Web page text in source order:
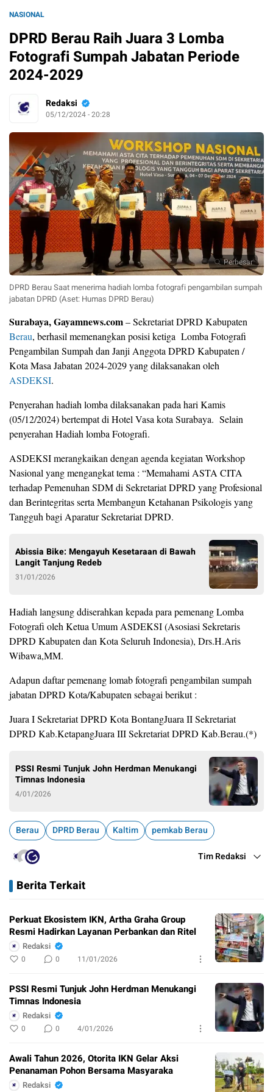
NASIONAL
DPRD Berau Raih Juara 3 Lomba
Fotografi Sumpah Jabatan Periode
2024-2029
Redaksi
05/12/2024 - 20:28
Perbesar
DPRD Berau Saat menerima hadiah lomba fotografi pengambilan sumpah
jabatan DPRD (Aset: Humas DPRD Berau)
Surabaya, Gayamnews.com– Sekretariat DPRD Kabupaten
Berau, berhasil memenangkan posisi ketiga Lomba Fotografi
Pengambilan Sumpah dan Janji Anggota DPRD Kabupaten /
Kota Masa Jabatan 2024-2029 yang dilaksanakan oleh
ASDEKSI.
Penyerahan hadiah lomba dilaksanakan pada hari Kamis
(05/12/2024) bertempat di Hotel Vasa kota Surabaya. Selain
penyerahan Hadiah lomba Fotografi.
ASDEKSI merangkaikan dengan agenda kegiatan Workshop
Nasional yang mengangkat tema : “Memahami ASTA CITA
terhadap Pemenuhan SDM di Sekretariat DPRD yang Profesional
dan Berintegritas serta Membangun Ketahanan Psikologis yang
Tangguh bagi Aparatur Sekretariat DPRD.
Abissia Bike: Mengayuh Kesetaraan di Bawah
Langit Tanjung Redeb
31/01/2026
Hadiah langsung ddiserahkan kepada para pemenang Lomba
Fotografi oleh Ketua Umum ASDEKSI (Asosiasi Sekretaris
DPRD Kabupaten dan Kota Seluruh Indonesia), Drs.H.Aris
Wibawa,MM.
Adapun daftar pemenang lomab fotografi pengambilan sumpah
jabatan DPRD Kota/Kabupaten sebagai berikut :
Juara I Sekretariat DPRD Kota BontangJuara II Sekretariat
DPRD Kab.KetapangJuara III Sekretariat DPRD Kab.Berau.(*)
PSSI Resmi Tunjuk John Herdman Menukangi
Timnas Indonesia
4/01/2026
Berau DPRD Berau Kaltim pemkab Berau
Tim Redaksi
Berita Terkait
Perkuat Ekosistem IKN, Artha Graha Group
Resmi Hadirkan Layanan Perbankan dan Ritel
Redaksi
0 0 11/01/2026
PSSI Resmi Tunjuk John Herdman Menukangi
Timnas Indonesia
Redaksi
0 0 4/01/2026
Awali Tahun 2026, Otorita IKN Gelar Aksi
Penanaman Pohon Bersama Masyaraka
Redaksi